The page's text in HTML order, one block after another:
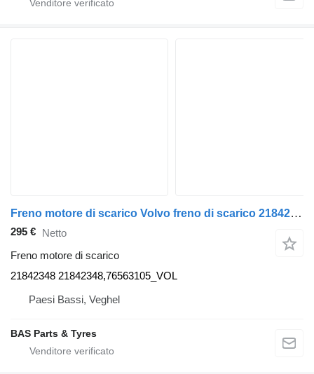
Freno motore di scarico Volvo freno di scarico 21842348 per camion Volvo
295 € Netto
Freno motore di scarico
21842348 21842348,76563105_VOL
Paesi Bassi, Veghel
BAS Parts & Tyres